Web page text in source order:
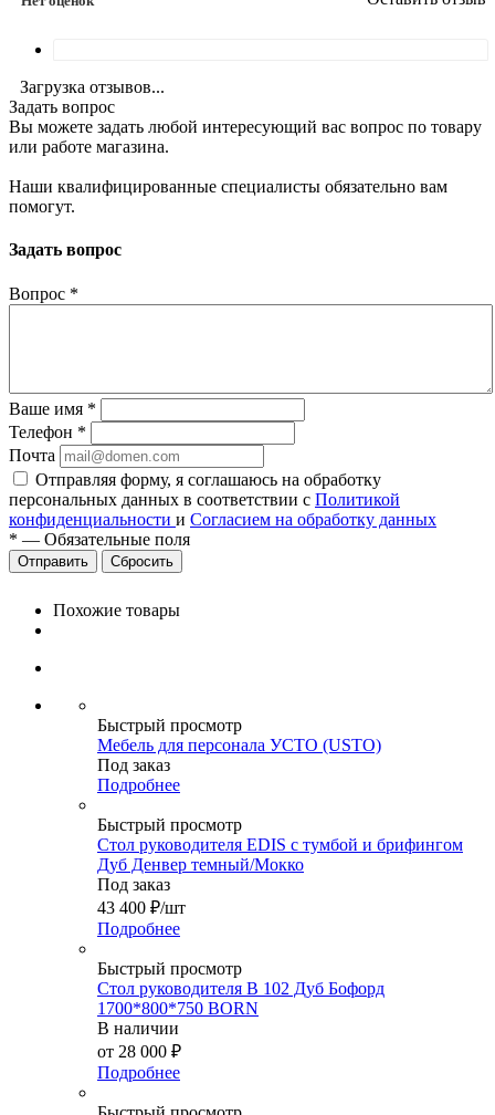
Загрузка отзывов...
Задать вопрос
Вы можете задать любой интересующий вас вопрос по товару
или работе магазина.
Наши квалифицированные специалисты обязательно вам
помогут.
Задать вопрос
Вопрос *
Ваше имя *
Телефон *
Почта
Отправляя форму, я соглашаюсь на обработку
персональных данных в соответствии с Политикой
конфиденциальности и Согласием на обработку данных
* — Обязательные поля
Сбросить
Похожие товары
Быстрый просмотр
Мебель для персонала УСТО (USTO)
Под заказ
Подробнее
Быстрый просмотр
Стол руководителя EDIS с тумбой и брифингом
Дуб Денвер темный/Мокко
Под заказ
43 400 ₽/шт
Подробнее
Быстрый просмотр
Стол руководителя В 102 Дуб Бофорд
1700*800*750 BORN
В наличии
от 28 000 ₽
Подробнее